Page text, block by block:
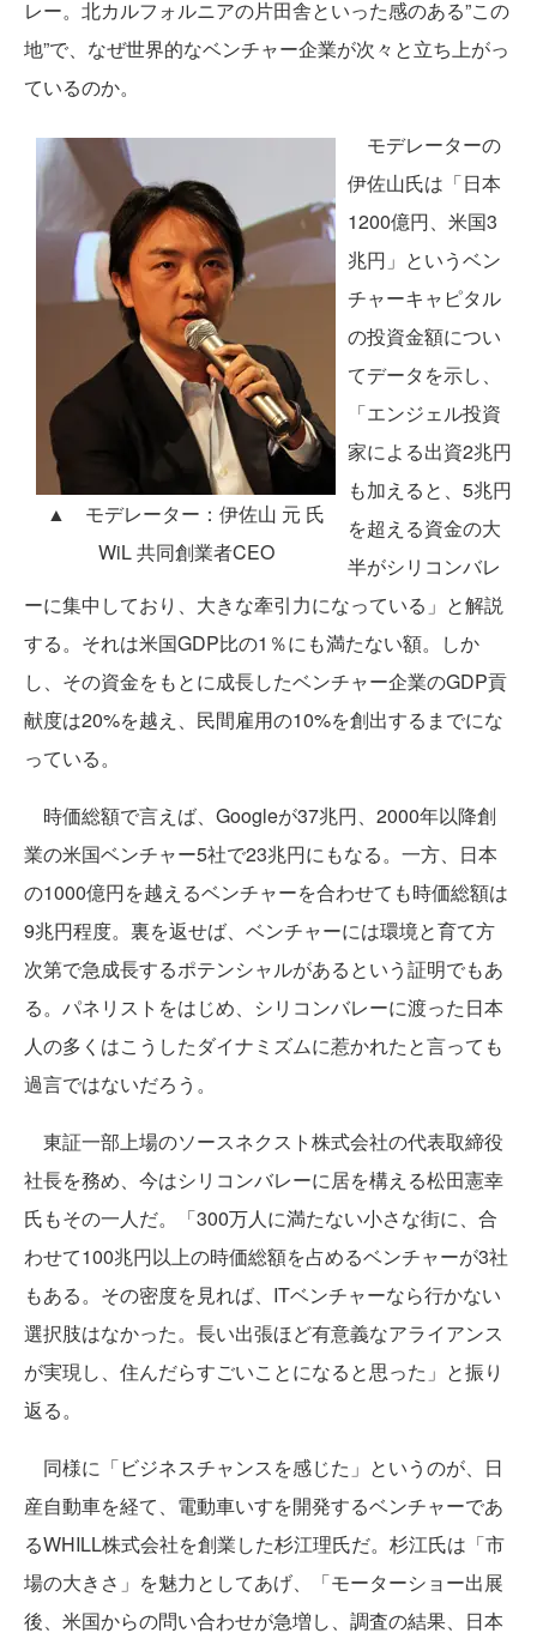
レー。北カルフォルニアの片田舎といった感のある”この
地”で、なぜ世界的なベンチャー企業が次々と立ち上がっ
ているのか。
▲ モデレーター：伊佐山 元 氏
WiL 共同創業者CEO
モデレーターの
伊佐山氏は「日本
1200億円、米国3
兆円」というベン
チャーキャピタル
の投資金額につい
てデータを示し、
「エンジェル投資
家による出資2兆円
も加えると、5兆円
を超える資金の大
半がシリコンバレ
ーに集中しており、大きな牽引力になっている」と解説
する。それは米国GDP比の1％にも満たない額。しか
し、その資金をもとに成長したベンチャー企業のGDP貢
献度は20%を越え、民間雇用の10%を創出するまでにな
っている。
時価総額で言えば、Googleが37兆円、2000年以降創
業の米国ベンチャー5社で23兆円にもなる。一方、日本
の1000億円を越えるベンチャーを合わせても時価総額は
9兆円程度。裏を返せば、ベンチャーには環境と育て方
次第で急成長するポテンシャルがあるという証明でもあ
る。パネリストをはじめ、シリコンバレーに渡った日本
人の多くはこうしたダイナミズムに惹かれたと言っても
過言ではないだろう。
東証一部上場のソースネクスト株式会社の代表取締役
社長を務め、今はシリコンバレーに居を構える松田憲幸
氏もその一人だ。「300万人に満たない小さな街に、合
わせて100兆円以上の時価総額を占めるベンチャーが3社
もある。その密度を見れば、ITベンチャーなら行かない
選択肢はなかった。長い出張ほど有意義なアライアンス
が実現し、住んだらすごいことになると思った」と振り
返る。
同様に「ビジネスチャンスを感じた」というのが、日
産自動車を経て、電動車いすを開発するベンチャーであ
るWHILL株式会社を創業した杉江理氏だ。杉江氏は「市
場の大きさ」を魅力としてあげ、「モーターショー出展
後、米国からの問い合わせが急増し、調査の結果、日本